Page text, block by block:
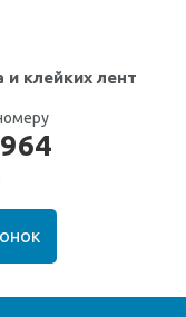
и клейких лент